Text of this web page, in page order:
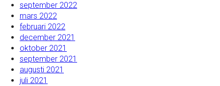
september 2022
mars 2022
februari 2022
december 2021
oktober 2021
september 2021
augusti 2021
juli 2021